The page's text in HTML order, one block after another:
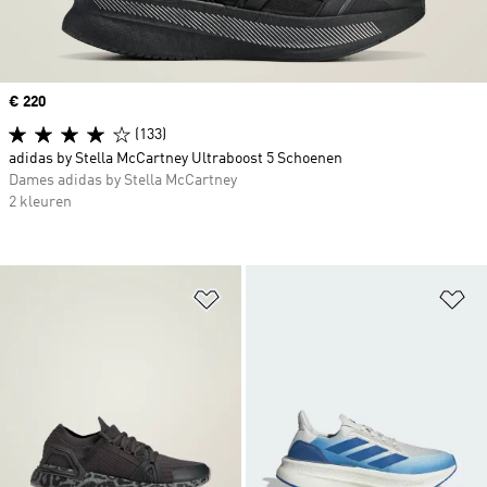
Price
€ 220
(133)
adidas by Stella McCartney Ultraboost 5 Schoenen
Dames adidas by Stella McCartney
2 kleuren